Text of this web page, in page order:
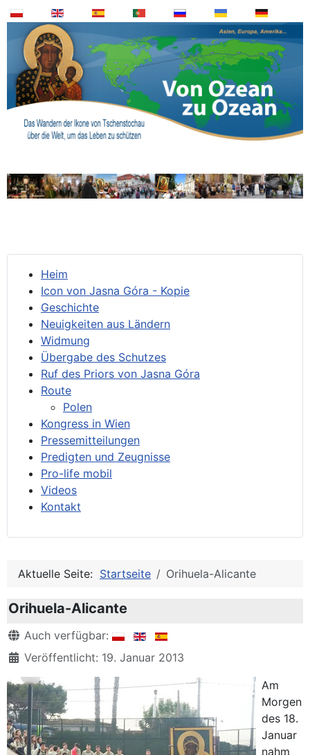
Heim
Icon von Jasna Góra - Kopie
Geschichte
Neuigkeiten aus Ländern
Widmung
Übergabe des Schutzes
Ruf des Priors von Jasna Góra
Route
Polen
Kongress in Wien
Pressemitteilungen
Predigten und Zeugnisse
Pro-life mobil
Videos
Kontakt
Aktuelle Seite: Startseite Orihuela-Alicante
Orihuela-Alicante
DetailsAuch verfügbar:
Veröffentlicht: 19. Januar 2013
Am
Morgen
des 18.
Januar
nahm